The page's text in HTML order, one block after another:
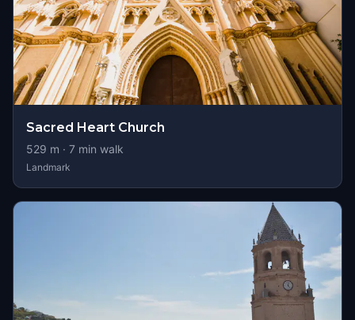
Sacred Heart Church
529 m · 7 min walk
Landmark